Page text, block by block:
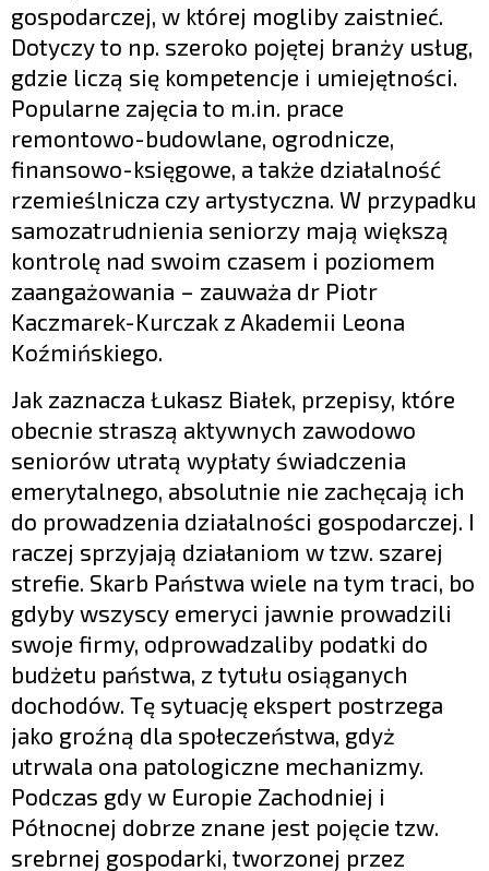
gospodarczej, w której mogliby zaistnieć.
Dotyczy to np. szeroko pojętej branży usług,
gdzie liczą się kompetencje i umiejętności.
Popularne zajęcia to m.in. prace
remontowo-budowlane, ogrodnicze,
finansowo-księgowe, a także działalność
rzemieślnicza czy artystyczna. W przypadku
samozatrudnienia seniorzy mają większą
kontrolę nad swoim czasem i poziomem
zaangażowania – zauważa dr Piotr
Kaczmarek-Kurczak z Akademii Leona
Koźmińskiego.
Jak zaznacza Łukasz Białek, przepisy, które
obecnie straszą aktywnych zawodowo
seniorów utratą wypłaty świadczenia
emerytalnego, absolutnie nie zachęcają ich
do prowadzenia działalności gospodarczej. I
raczej sprzyjają działaniom w tzw. szarej
strefie. Skarb Państwa wiele na tym traci, bo
gdyby wszyscy emeryci jawnie prowadzili
swoje firmy, odprowadzaliby podatki do
budżetu państwa, z tytułu osiąganych
dochodów. Tę sytuację ekspert postrzega
jako groźną dla społeczeństwa, gdyż
utrwala ona patologiczne mechanizmy.
Podczas gdy w Europie Zachodniej i
Północnej dobrze znane jest pojęcie tzw.
srebrnej gospodarki, tworzonej przez